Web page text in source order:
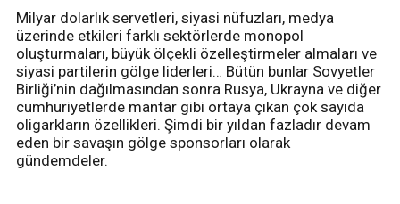
Milyar dolarlık servetleri, siyasi nüfuzları, medya
üzerinde etkileri farklı sektörlerde monopol
oluşturmaları, büyük ölçekli özelleştirmeler almaları ve
siyasi partilerin gölge liderleri… Bütün bunlar Sovyetler
Birliği’nin dağılmasından sonra Rusya, Ukrayna ve diğer
cumhuriyetlerde mantar gibi ortaya çıkan çok sayıda
oligarkların özellikleri. Şimdi bir yıldan fazladır devam
eden bir savaşın gölge sponsorları olarak
gündemdeler.